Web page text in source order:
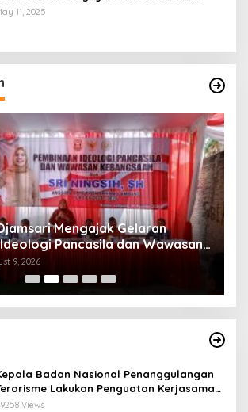
dan Berkarakter
11, 2025
Mengajak Gelaran
Pancasila dan Wawasan
Tidak hanya Ceremony namun
9, 2026
Badan Nasional Penanggulangan
Lakukan Penguatan Kerjasama
Pengurus Besar Nahdlatul Ulama
Views